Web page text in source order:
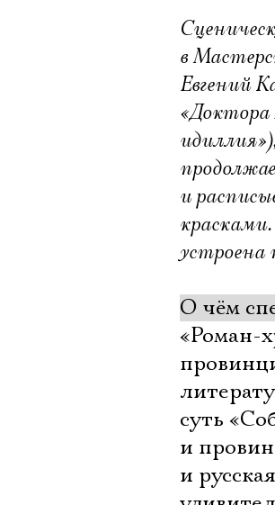
в
Евгений
«Доктора
и
устроена
О чём
«Роман-
суть
и
и